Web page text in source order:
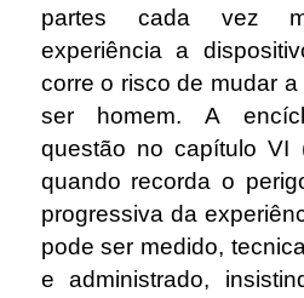
partes cada vez
experiência a
corre o risco de mudar
ser homem. A
questão no capítulo VI
quando recorda o
progressiva da
pode ser medido,
e administrado,